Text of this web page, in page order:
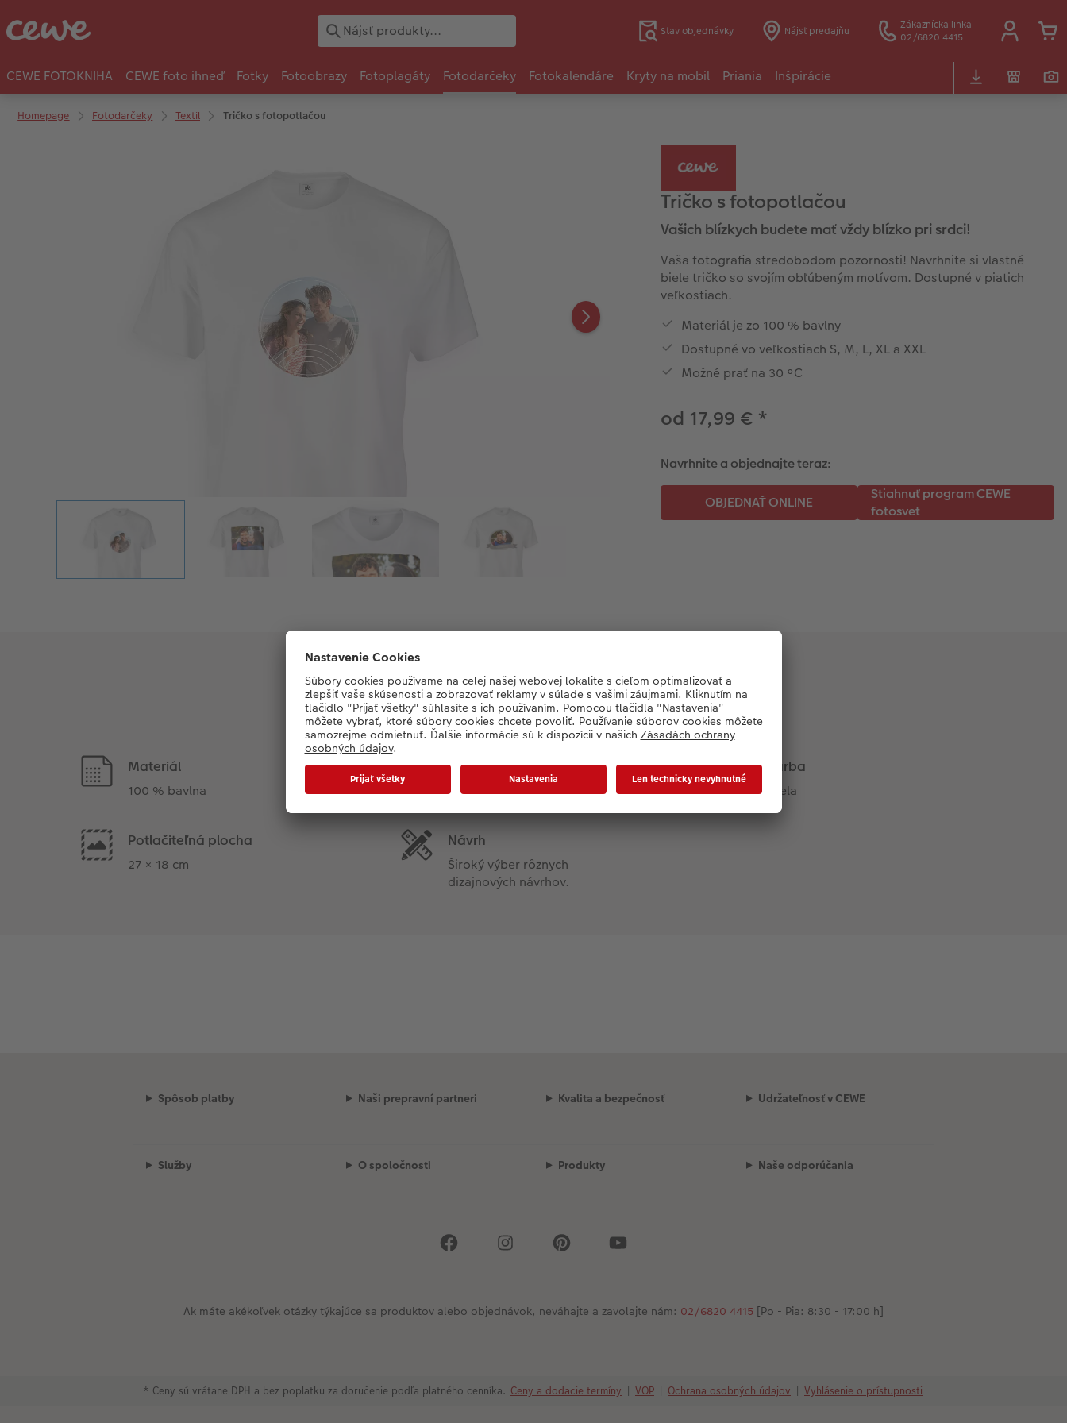
Stav objednávky Nájsť predajňu
Zákaznícka linka
02/6820 4415
CEWE FOTOKNIHA CEWE foto ihneď Fotky Fotoobrazy Fotoplagáty Fotodarčeky Fotokalendáre Kryty na mobil Priania Inšpirácie
Homepage Fotodarčeky Textil Tričko s fotopotlačou
Tričko s fotopotlačou
Vašich blízkych budete mať vždy blízko pri srdci!
Vaša fotografia stredobodom pozornosti! Navrhnite si vlastné
biele tričko so svojím obľúbeným motívom. Dostupné v piatich
veľkostiach.
Materiál je zo 100 % bavlny
Dostupné vo veľkostiach S, M, L, XL a XXL
Možné prať na 30 °C
od 17,99 € *
Navrhnite a objednajte teraz:
Detaily produktu
Materiál
100 % bavlna
Rozmery
S, M, L, XL a XXL
Farba
Biela
Potlačiteľná plocha
27 × 18 cm
Návrh
Široký výber rôznych
dizajnových návrhov.
Spôsob platby Naši prepravní partneri Kvalita a bezpečnosť Udržateľnosť v CEWE
Služby O spoločnosti Produkty Naše odporúčania
Ak máte akékoľvek otázky týkajúce sa produktov alebo objednávok, neváhajte a zavolajte nám: 02/6820 4415 [Po - Pia: 8:30 - 17:00 h]
* Ceny sú vrátane DPH a bez poplatku za doručenie podľa platného cenníka. Ceny a dodacie termíny | VOP | Ochrana osobných údajov | Vyhlásenie o prístupnosti